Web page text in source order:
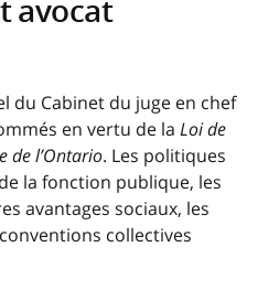
avocat
du Cabinet du juge en chef
en vertu de la Loi de
de l’Ontario. Les politiques
la fonction publique, les
avantages sociaux, les
collectives